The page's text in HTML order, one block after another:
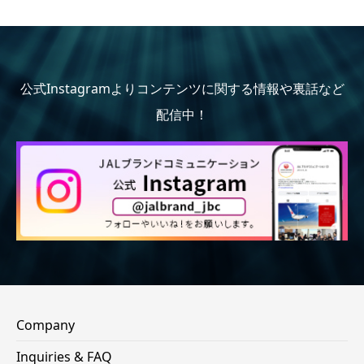
公式Instagramよりコンテンツに関する情報や裏話など
配信中！
Company
Inquiries & FAQ